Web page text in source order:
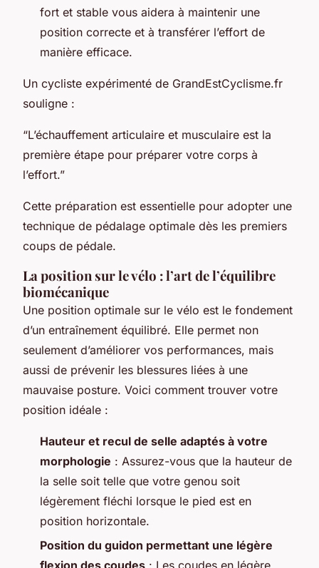
fort et stable vous aidera à maintenir une
position correcte et à transférer l’effort de
manière efficace.
Un cycliste expérimenté de GrandEstCyclisme.fr
souligne :
“L’échauffement articulaire et musculaire est la
première étape pour préparer votre corps à
l’effort.”
Cette préparation est essentielle pour adopter une
technique de pédalage optimale dès les premiers
coups de pédale.
La position sur le vélo : l’art de l’équilibre
biomécanique
Une position optimale sur le vélo est le fondement
d’un entraînement équilibré. Elle permet non
seulement d’améliorer vos performances, mais
aussi de prévenir les blessures liées à une
mauvaise posture. Voici comment trouver votre
position idéale :
Hauteur et recul de selle adaptés à votre
morphologie : Assurez-vous que la hauteur de
la selle soit telle que votre genou soit
légèrement fléchi lorsque le pied est en
position horizontale.
Position du guidon permettant une légère